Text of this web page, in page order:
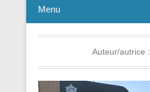
Menu
Auteur/autrice :